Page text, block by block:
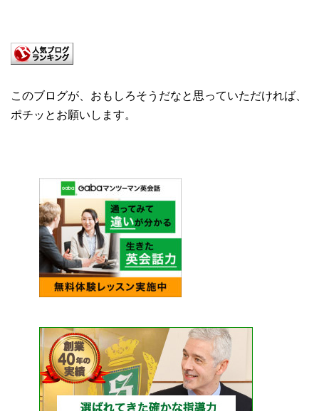
このブログが、おもしろそうだなと思っていただければ、
ポチッとお願いします。